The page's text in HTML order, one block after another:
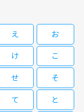
え
お
け
こ
せ
そ
て
と